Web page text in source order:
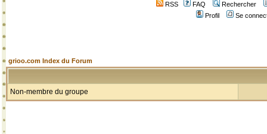
RSS FAQ
Rechercher
Profil
Se
grioo.com Index du Forum
Non-membre du groupe